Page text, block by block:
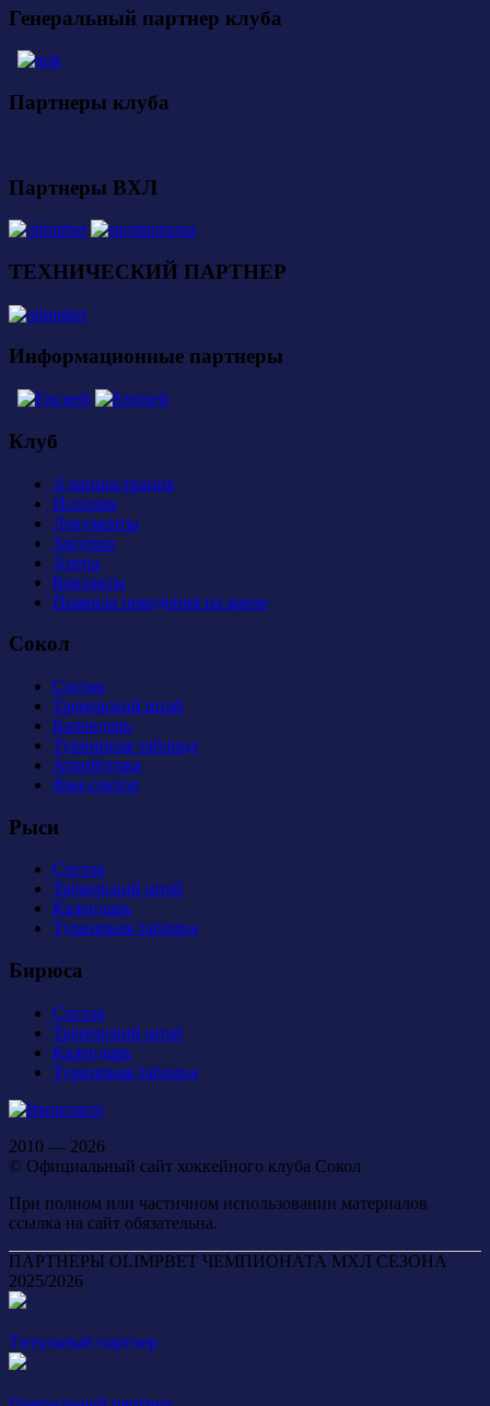
Генеральный партнер клуба
Партнеры клуба
Партнеры ВХЛ
ТЕХНИЧЕСКИЙ ПАРТНЕР
Информационные партнеры
Клуб
Администрация
История
Документы
Закупки
Арена
Контакты
Правила поведения на арене
Сокол
Состав
Тренерский штаб
Календарь
Турнирная таблица
Атрибутика
Фан-сектор
Рыси
Состав
Тренерский штаб
Календарь
Турнирная таблица
Бирюса
Состав
Тренерский штаб
Календарь
Турнирная таблица
2010 — 2026
© Официальный сайт хоккейного клуба Сокол
При полном или частичном использовании материалов
ссылка на сайт обязательна.
ПАРТНЕРЫ OLIMPBET ЧЕМПИОНАТА МХЛ СЕЗОНА
2025/2026
Титульный партнер